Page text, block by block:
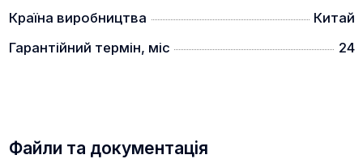
Країна виробництва
Китай
Гарантійний термін, міс
24
Файли та документація